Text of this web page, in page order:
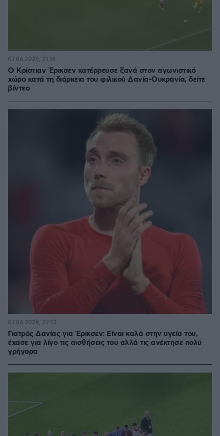
Ο Κρίστιαν Έρικσεν κατέρρευσε ξανά στον αγωνιστικό
χώρο κατά τη διάρκεια του φιλικού Δανία-Ουκρανία, δείτε
βίντεο
07.06.2026, 21:16
Γιατρός Δανίας για Έρικσεν: Είναι καλά στην υγεία του,
έχασε για λίγο τις αισθήσεις του αλλά τις ανέκτησε πολύ
γρήγορα
07.06.2026, 22:13